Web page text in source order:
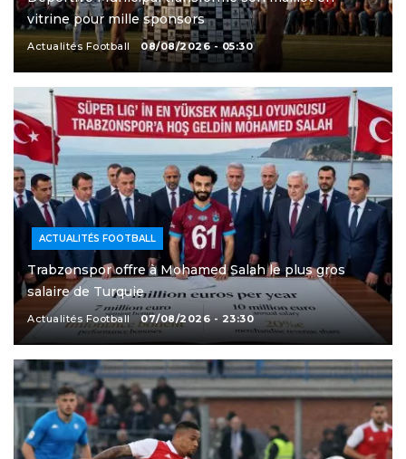
vitrine pour mille sponsors
Actualités Football 08/08/2026 - 05:30
ACTUALITÉS FOOTBALL
Trabzonspor offre à Mohamed Salah le plus gros
salaire de Turquie
Actualités Football 07/08/2026 - 23:30